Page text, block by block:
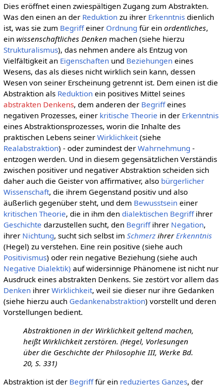
Dies eröffnet einen zwiespältigen Zugang zum Abstrakten.
Was den einen an der Reduktionzu ihrer Erkenntnisdienlich
ist, was sie zum Begriffeiner Ordnung für ein ordentliches,
ein wissenschaftliches Denken machen (siehe hierzu
Strukturalismus), das nehmen andere als Entzug von
Vielfältigkeit an Eigenschaftenund Beziehungeneines
Wesens, das als dieses nicht wirklich sein kann, dessen
Wesen von seiner Erscheinung getrennt ist. Dem einen ist die
Abstraktion als Reduktionein positives Mittel seines
abstrakten Denkens, dem anderen der Begriffeines
negativen Prozesses, einer kritische Theorie in der Erkenntnis
eines Abstraktionsprozesses, worin die Inhalte des
praktischen Lebens seiner Wirklichkeit(siehe
Realabstraktion) - oder zumindest der Wahrnehmung -
entzogen werden. Und in diesem gegensätzlichen Verständis
zwischen positiver und negativer Abstraktion scheiden sich
daher auch die Geister von affirmativer, also bürgerlicher
Wissenschaft, die ihrem Gegenstand positiv und also
äußerlich gegenüber steht, und dem Bewusstseineiner
kritischen Theorie, die in ihm den dialektischen Begriffihrer
Geschichte darzustellen sucht, den Begriffihrer Negation,
ihrer Nichtung, sucht sich selbst im Schmerzihrer Erkenntnis
(Hegel) zu verstehen. Eine rein positive (siehe auch
Positivismus) oder rein negative Beziehung (siehe auch
Negative Dialektik) auf widersinnige Phänomene ist nicht nur
Ausdruck eines abstrakten Denkens. Sie zestört vor allem das
Denkenihrer Wirklichkeit, weil sie dieser nur ihre Gedanken
(siehe hierzu auch Gedankenabstraktion) vorstellt und deren
Vorstellungen bedient.
Abstraktionen in der Wirklichkeit geltend machen,
heißt Wirklichkeit zerstören. (Hegel, Vorlesungen
über die Geschichte der Philosophie III, Werke Bd.
20, S. 331)
Abstraktion ist der Begrifffür ein reduziertes Ganzes, der